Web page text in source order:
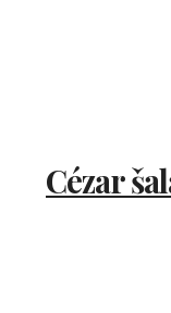
Cézar